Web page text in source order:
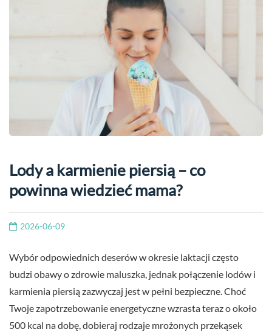
Lody a karmienie piersią – co
powinna wiedzieć mama?
2026-06-09
Wybór odpowiednich deserów w okresie laktacji często
budzi obawy o zdrowie maluszka, jednak połączenie lodów i
karmienia piersią zazwyczaj jest w pełni bezpieczne. Choć
Twoje zapotrzebowanie energetyczne wzrasta teraz o około
500 kcal na dobę, dobieraj rodzaje mrożonych przekąsek